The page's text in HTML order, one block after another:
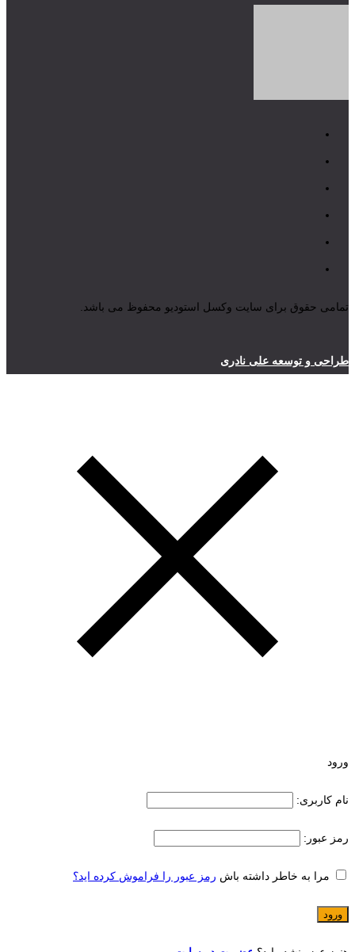
تمامی حقوق برای سایت وکسل استودیو محفوظ می باشد.
طراحی و توسعه علی نادری
ورود
نام کاربری:
رمز عبور:
مرا به خاطر داشته باش رمز عبور را فراموش کرده اید؟